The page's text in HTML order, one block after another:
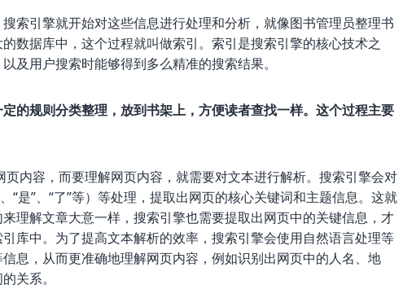
搜索引擎就开始对这些信息进行处理和分析，就像图书管理员整理书
数据库中，这个过程就叫做索引。索引是搜索引擎的核心技术之
及用户搜索时能够得到多么精准的搜索结果。
的规则分类整理，放到书架上，方便读者查找一样。这个过程主要
内容，而要理解网页内容，就需要对文本进行解析。搜索引擎会对
“是”、“了”等）等处理，提取出网页的核心关键词和主题信息。这就
理解文章大意一样，搜索引擎也需要提取出网页中的关键信息，才
库中。为了提高文本解析的效率，搜索引擎会使用自然语言处理等
息，从而更准确地理解网页内容，例如识别出网页中的人名、地
关系。